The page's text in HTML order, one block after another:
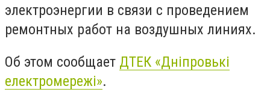
электроэнергии в связи с проведением
ремонтных работ на воздушных линиях.
Об этом сообщает ДТЕК «Дніпровькі
електромережі».